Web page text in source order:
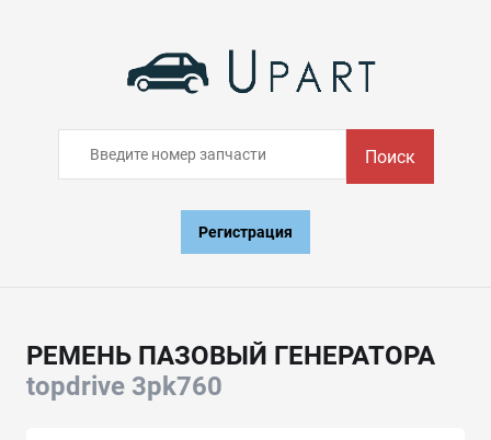
Поиск
Регистрация
РЕМЕНЬ ПАЗОВЫЙ ГЕНЕРАТОРА
topdrive 3pk760